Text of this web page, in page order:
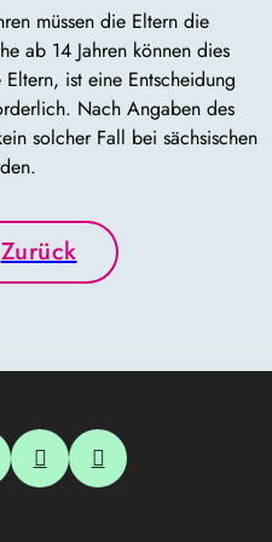
müssen die Eltern die
ab 14 Jahren können dies
ist eine Entscheidung
Nach Angaben des
solcher Fall bei sächsischen
Zurück